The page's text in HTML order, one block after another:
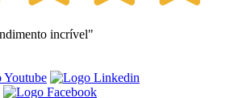
incrível"